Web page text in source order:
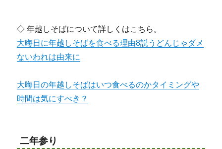
◇ 年越しそばについて詳しくはこちら。
大晦日に年越しそばを食べる理由8説うどんじゃダメ
ないわれは由来に
大晦日の年越しそばはいつ食べるのかタイミングや
時間は気にすべき？
二年参り